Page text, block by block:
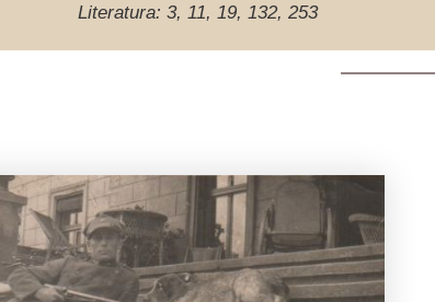
Literatura: 3, 11, 19, 132, 253